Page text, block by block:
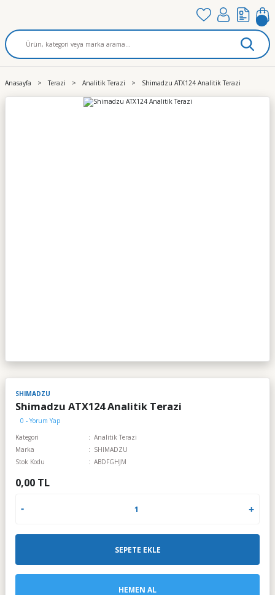
Anasayfa Terazi Analitik Terazi Shimadzu ATX124 Analitik Terazi
SHIMADZU
Shimadzu ATX124 Analitik Terazi
0 - Yorum Yap
Kategori
Analitik Terazi
Marka
SHIMADZU
Stok Kodu
ABDFGHJM
0,00 TL
SEPETE EKLE
HEMEN AL